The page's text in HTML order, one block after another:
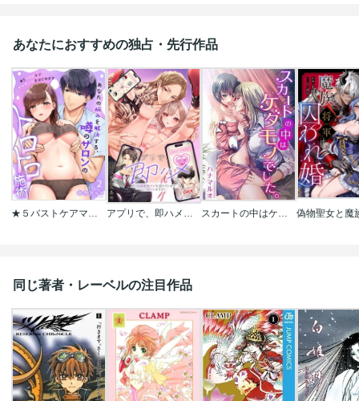
あなたにおすすめの独占・先行作品
同じ著者・レーベルの注目作品